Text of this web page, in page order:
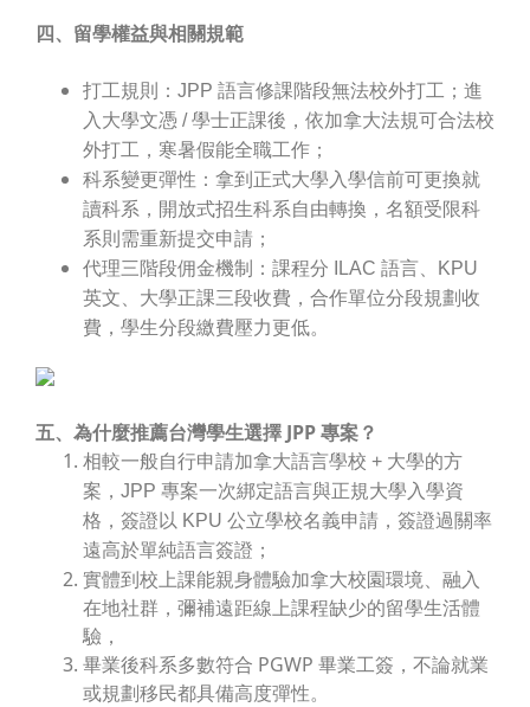
四、留學權益與相關規範
打工規則 ：JPP 語言修課階段無法校外打工；進
入大學文憑 / 學士正課後，依加拿大法規可合法校
外打工，寒暑假能全職工作；
科系變更彈性 ：拿到正式大學入學信前可更換就
讀科系，開放式招生科系自由轉換，名額受限科
系則需重新提交申請；
代理三階段佣金機制 ：課程分 ILAC 語言、KPU
英文、大學正課三段收費，合作單位分段規劃收
費，學生分段繳費壓力更低。
五、為什麼推薦台灣學生選擇 JPP 專案？
相較一般自行申請加拿大語言學校 + 大學的方
案，JPP 專案一次綁定語言與正規大學入學資
格，簽證以 KPU 公立學校名義申請，簽證過關率
遠高於單純語言簽證；
實體到校上課能親身體驗加拿大校園環境、融入
在地社群，彌補遠距線上課程缺少的留學生活體
驗，
畢業後科系多數符合 PGWP 畢業工簽，不論就業
或規劃移民都具備高度彈性。